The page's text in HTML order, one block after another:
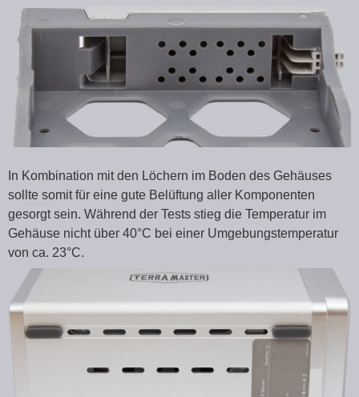
In Kombination mit den Löchern im Boden des Gehäuses
sollte somit für eine gute Belüftung aller Komponenten
gesorgt sein. Während der Tests stieg die Temperatur im
Gehäuse nicht über 40°C bei einer Umgebungstemperatur
von ca. 23°C.